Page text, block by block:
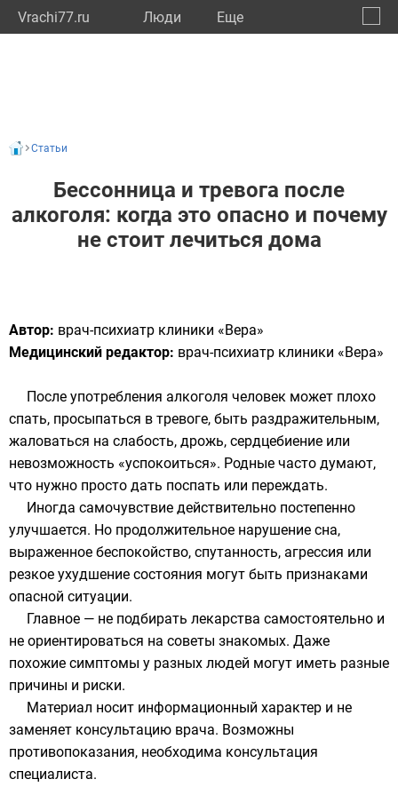
Vrachi77.ru Люди Eще
Статьи
Бессонница и тревога после
алкоголя: когда это опасно и почему
не стоит лечиться дома
Автор: врач-психиатр клиники «Вера»
Медицинский редактор: врач-психиатр клиники «Вера»
После употребления алкоголя человек может плохо
спать, просыпаться в тревоге, быть раздражительным,
жаловаться на слабость, дрожь, сердцебиение или
невозможность «успокоиться». Родные часто думают,
что нужно просто дать поспать или переждать.
Иногда самочувствие действительно постепенно
улучшается. Но продолжительное нарушение сна,
выраженное беспокойство, спутанность, агрессия или
резкое ухудшение состояния могут быть признаками
опасной ситуации.
Главное — не подбирать лекарства самостоятельно и
не ориентироваться на советы знакомых. Даже
похожие симптомы у разных людей могут иметь разные
причины и риски.
Материал носит информационный характер и не
заменяет консультацию врача. Возможны
противопоказания, необходима консультация
специалиста.